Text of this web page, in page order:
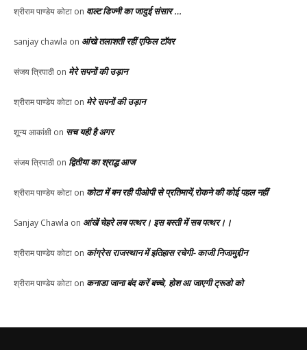
श्रीराम पाण्डेय कोटा on वाल्ट डिज्नी का जादुई संसार …
sanjay chawla on आंखे तलाशती रहीं एफिल टॉवर
संजय त्रिपाठी on मेरे सपनों की उड़ान
श्रीराम पाण्डेय कोटा on मेरे सपनों की उड़ान
शून्य आकांक्षी on सच यही है अगर
संजय त्रिपाठी on द्वितीया का श्राद्ध आज
श्रीराम पाण्डेय कोटा on कोटा में बन रही पीओपी से प्रतिमायें,रोकने की कोई पहल नहीं
Sanjay Chawla on आंखें चेहरे लब पत्थर। इस बस्ती में सब पत्थर।।
श्रीराम पाण्डेय कोटा on कांग्रेस राजस्थान में इतिहास रचेगी- काजी निजामुद्दीन
श्रीराम पाण्डेय कोटा on कनाडा जाना बंद करें बच्चे, होश आ जाएगी ट्रूडो को